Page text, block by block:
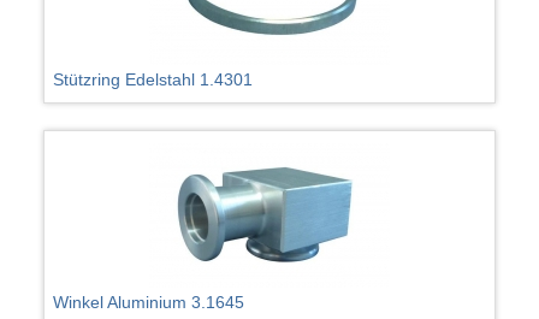
Stützring Edelstahl 1.4301
Winkel Aluminium 3.1645